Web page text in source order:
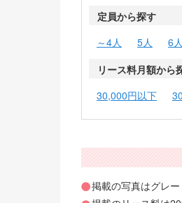
定員から探す
～4人
5人 6人
リース料月額から
30,000円以下
掲載の写真はグレ